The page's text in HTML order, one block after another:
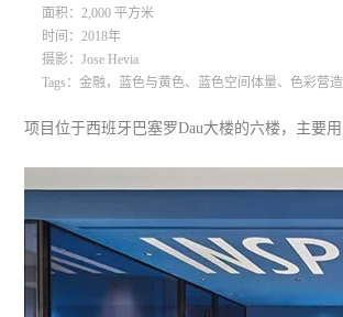
面积：2,000 平方米
时间：2018年
摄影：Jose Hevia
Tags：金融，蓝色与黄色、蓝色空间体量、色彩营
项目位于西班牙巴塞罗Dau大楼的六楼，主要